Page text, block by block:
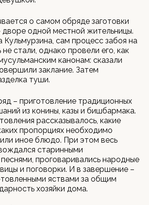
о самом обряде заготовки
дворе одной местной жительницы.
сам процесс забоя на
стали, однако провели его, как
канонам: сказали
заклание. Затем
туши.
– приготовление традиционных
из конины, казы и бишбармака.
рассказывалось, какие
пропорциях необходимо
иное блюдо. При этом весь
старинными
проговаривались народные
и поговорки. И в завершение –
яствами за общим
хозяйки дома.